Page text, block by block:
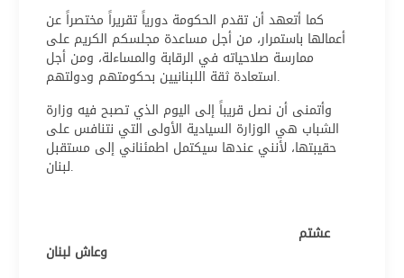
كما أتعهد أن تقدم الحكومة دورياً تقريراً مختصراً عن
أعمالها باستمرار، من أجل مساعدة مجلسكم الكريم على
ممارسة صلاحياته في الرقابة والمساءلة، ومن أجل
استعادة ثقة اللبنانيين بحكومتهم ودولتهم.
وأتمنى أن نصل قريباً إلى اليوم الذي تصبح فيه وزارة
الشباب هي الوزارة السيادية الأولى التي نتنافس على
حقيبتها، لأنني عندها سيكتمل اطمئناني إلى مستقبل
لبنان.
وعاش لبنان​